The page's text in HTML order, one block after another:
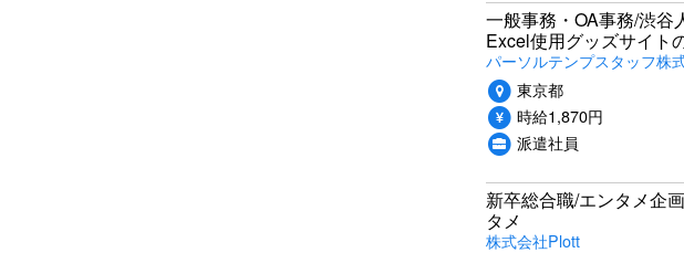
一般事務・OA事務/渋谷
Excel使用グッズサイト
パーソルテンプスタッフ株
東京都
時給1,870円
派遣社員
新卒総合職/エンタメ企
タメ
株式会社Plott